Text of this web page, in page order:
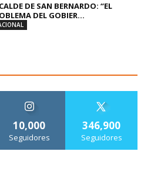
DE SAN BERNARDO: “EL
DEL GOBIER...
10,000
Seguidores
346,900
Seguidores